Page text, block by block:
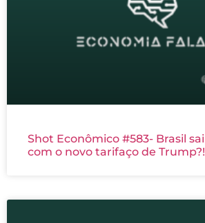
Shot Econômico #583- Brasil
com o novo tarifaço de Trump?!